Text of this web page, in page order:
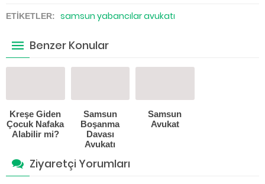
ETİKETLER: samsun yabancılar avukatı
Benzer Konular
Kreşe Giden
Çocuk Nafaka
Alabilir mi?
Samsun
Boşanma
Davası
Avukatı
Samsun
Avukat
Ziyaretçi Yorumları